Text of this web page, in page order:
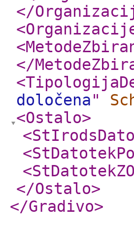
</
</
določena"
<Ostalo>
</Ostalo>
</Gradivo>